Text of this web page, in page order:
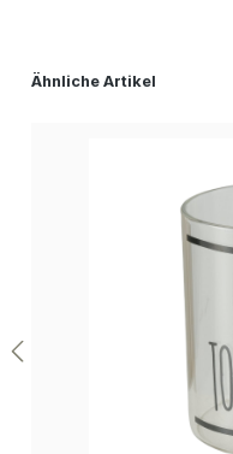
Produktgalerie überspringen
Ähnliche Artikel